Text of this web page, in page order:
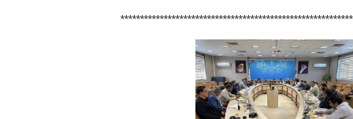
***********************************************************